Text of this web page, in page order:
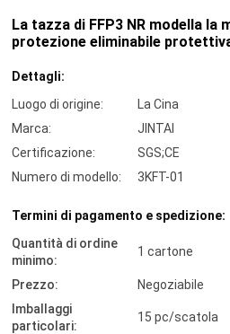
La tazza di FFP3 NR modella la
protezione eliminabile
Dettagli:
Luogo di origine:
La Cina
Marca:
JINTAI
Certificazione:
SGS;CE
Numero di modello:
3KFT-01
Termini di pagamento e spedizione:
Quantità di ordine
minimo:
1 cartone
Prezzo:
Negoziabile
Imballaggi
particolari:
15 pc/scatola